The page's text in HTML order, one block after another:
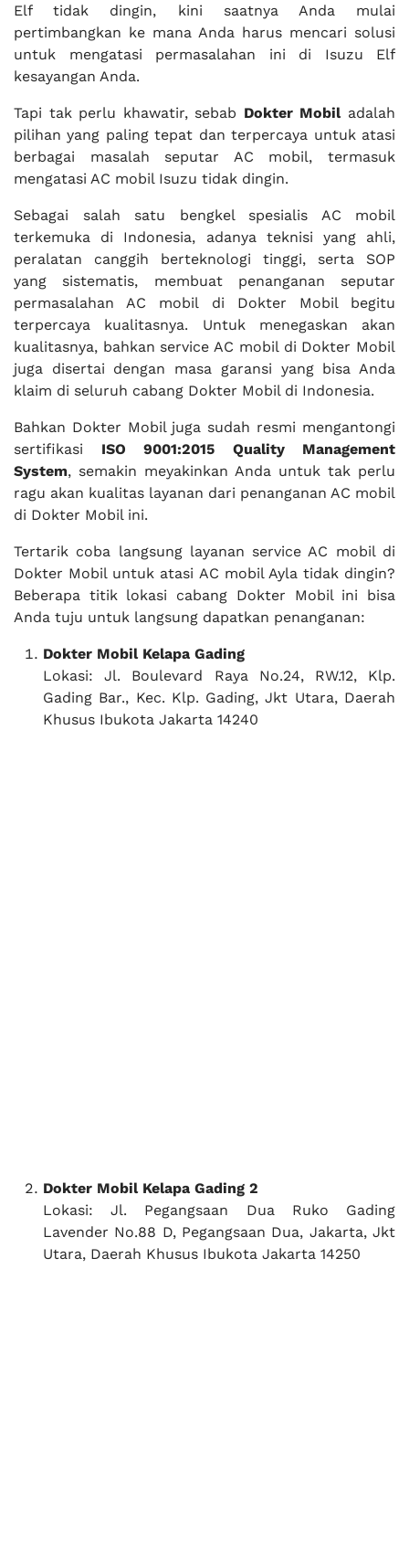
Elf tidak dingin, kini saatnya Anda mulai
pertimbangkan ke mana Anda harus mencari solusi
untuk mengatasi permasalahan ini di Isuzu Elf
kesayangan Anda.
Tapi tak perlu khawatir, sebab Dokter Mobiladalah
pilihan yang paling tepat dan terpercaya untuk atasi
berbagai masalah seputar AC mobil, termasuk
mengatasi AC mobil Isuzu tidak dingin.
Sebagai salah satu bengkel spesialis AC mobil
terkemuka di Indonesia, adanya teknisi yang ahli,
peralatan canggih berteknologi tinggi, serta SOP
yang sistematis, membuat penanganan seputar
permasalahan AC mobil di Dokter Mobil begitu
terpercaya kualitasnya. Untuk menegaskan akan
kualitasnya, bahkan service AC mobil di Dokter Mobil
juga disertai dengan masa garansi yang bisa Anda
klaim di seluruh cabang Dokter Mobil di Indonesia.
Bahkan Dokter Mobil juga sudah resmi mengantongi
sertifikasi ISO 9001:2015 Quality Management
System, semakin meyakinkan Anda untuk tak perlu
ragu akan kualitas layanan dari penanganan AC mobil
di Dokter Mobil ini.
Tertarik coba langsung layanan service AC mobil di
Dokter Mobil untuk atasi AC mobil Ayla tidak dingin?
Beberapa titik lokasi cabang Dokter Mobil ini bisa
Anda tuju untuk langsung dapatkan penanganan:
Dokter Mobil Kelapa Gading
Lokasi: Jl. Boulevard Raya No.24, RW.12, Klp.
Gading Bar., Kec. Klp. Gading, Jkt Utara, Daerah
Khusus Ibukota Jakarta 14240
Dokter Mobil Kelapa Gading 2
Lokasi: Jl. Pegangsaan Dua Ruko Gading
Lavender No.88 D, Pegangsaan Dua, Jakarta, Jkt
Utara, Daerah Khusus Ibukota Jakarta 14250